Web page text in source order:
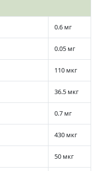
0.6 мг
0.05 мг
110 мкг
36.5 мкг
0.7 мг
430 мкг
50 мкг